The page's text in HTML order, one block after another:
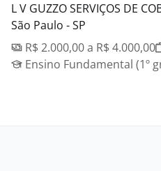
L V GUZZO SERVIÇOS DE
São Paulo - SP
R$ 2.000,00 a R$ 4.000,00
Ensino Fundamental (1º